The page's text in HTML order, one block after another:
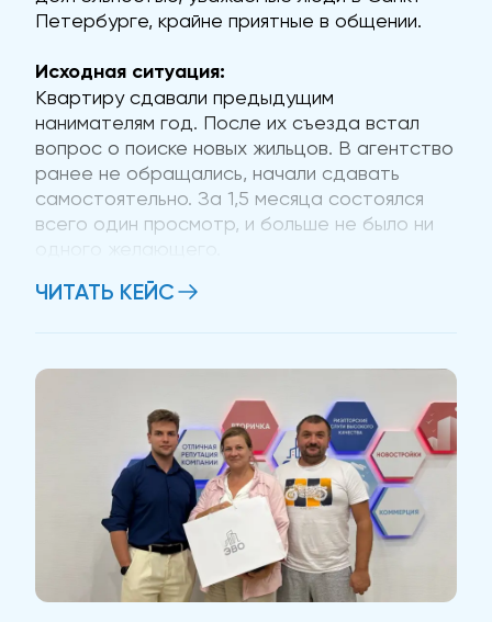
Петербурге, крайне приятные в общении.
Исходная ситуация:
Квартиру сдавали предыдущим
нанимателям год. После их съезда встал
вопрос о поиске новых жильцов. В агентство
ранее не обращались, начали сдавать
самостоятельно. За 1,5 месяца состоялся
всего один просмотр, и больше не было ни
Проблема:
снимков нанимателей было сложно привлечь
ЧИТАТЬ КЕЙС